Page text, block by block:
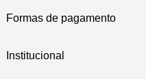
Formas de pagamento
Institucional